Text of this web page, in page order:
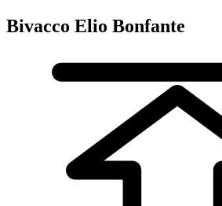
Bivacco Elio Bonfante